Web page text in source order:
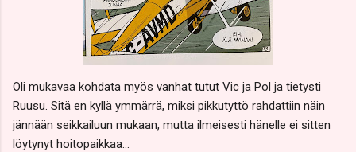
Oli mukavaa kohdata myös vanhat tutut Vic ja Pol ja tietysti
Ruusu. Sitä en kyllä ymmärrä, miksi pikkutyttö rahdattiin näin
jännään seikkailuun mukaan, mutta ilmeisesti hänelle ei sitten
löytynyt hoitopaikkaa...